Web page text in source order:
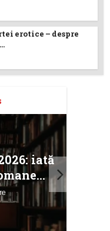
erotice – despre
iată